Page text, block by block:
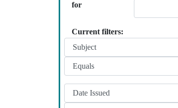
for
Current filters: